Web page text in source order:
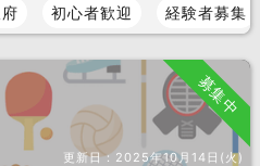
初心者歓迎 経験者募集
募集中
更新日： 2025年10月14日(火)